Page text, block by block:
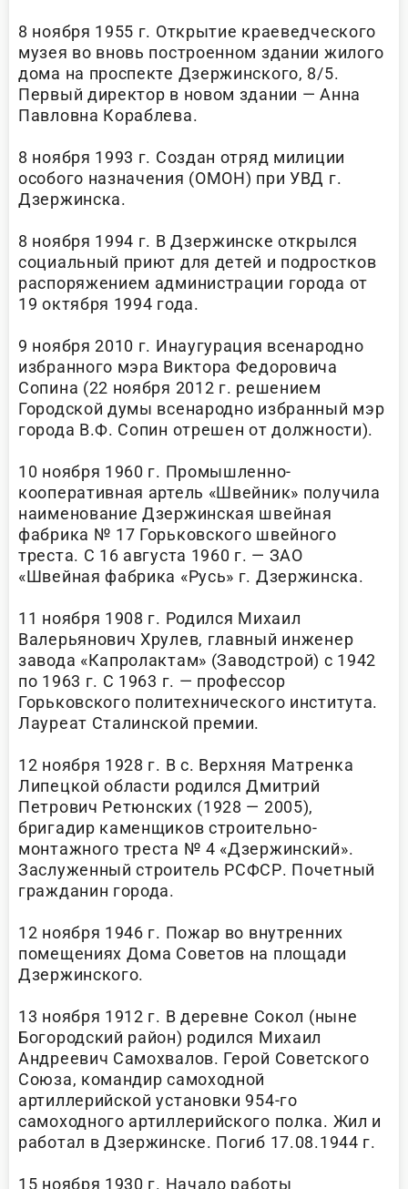
8 ноября 1955 г. Открытие краеведческого
музея во вновь построенном здании жилого
дома на проспекте Дзержинского, 8/5.
Первый директор в новом здании — Анна
Павловна Кораблева.
8 ноября 1993 г. Создан отряд милиции
особого назначения (ОМОН) при УВД г.
Дзержинска.
8 ноября 1994 г. В Дзержинске открылся
социальный приют для детей и подростков
распоряжением администрации города от
19 октября 1994 года.
9 ноября 2010 г. Инаугурация всенародно
избранного мэра Виктора Федоровича
Сопина (22 ноября 2012 г. решением
Городской думы всенародно избранный мэр
города В.Ф. Сопин отрешен от должности).
10 ноября 1960 г. Промышленно-
кооперативная артель «Швейник» получила
наименование Дзержинская швейная
фабрика № 17 Горьковского швейного
треста. С 16 августа 1960 г. — ЗАО
«Швейная фабрика «Русь» г. Дзержинска.
11 ноября 1908 г. Родился Михаил
Валерьянович Хрулев, главный инженер
завода «Капролактам» (Заводстрой) с 1942
по 1963 г. С 1963 г. — профессор
Горьковского политехнического института.
Лауреат Сталинской премии.
12 ноября 1928 г. В с. Верхняя Матренка
Липецкой области родился Дмитрий
Петрович Ретюнских (1928 — 2005),
бригадир каменщиков строительно-
монтажного треста № 4 «Дзержинский».
Заслуженный строитель РСФСР. Почетный
гражданин города.
12 ноября 1946 г. Пожар во внутренних
помещениях Дома Советов на площади
Дзержинского.
13 ноября 1912 г. В деревне Сокол (ныне
Богородский район) родился Михаил
Андреевич Самохвалов. Герой Советского
Союза, командир самоходной
артиллерийской установки 954-го
самоходного артиллерийского полка. Жил и
работал в Дзержинске. Погиб 17.08.1944 г.
15 ноября 1930 г. Начало работы